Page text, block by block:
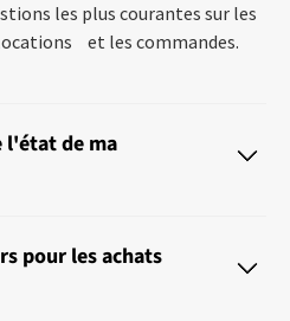
les plus courantes sur les
et les commandes.
l'état de ma
pour les achats